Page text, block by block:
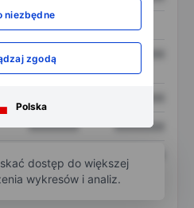
niezbędne
zgodą
Polska
XXXXXXX
XXXXXXX XXXXXXX
dostęp do większej
wykresów i analiz.